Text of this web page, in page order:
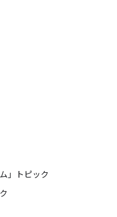
」トピック